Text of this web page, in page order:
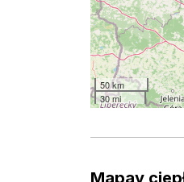
50 km
30 mi
Mapay